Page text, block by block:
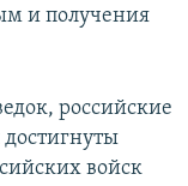
и получения
российские
войск